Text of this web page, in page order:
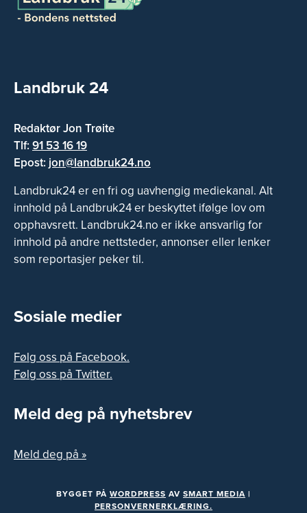
Landbruk 24
Redaktør Jon Trøite
Tlf:91 53 16 19
Epost: jon@landbruk24.no
Landbruk24 er en fri og uavhengig mediekanal. Alt
innhold på Landbruk24 er beskyttet ifølge lov om
opphavsrett. Landbruk24.no er ikke ansvarlig for
innhold på andre nettsteder, annonser eller lenker
som reportasjer peker til.
Sosiale medier
Følg oss på Facebook.
Følg oss på Twitter.
Meld deg på nyhetsbrev
Meld deg på »
BYGGET PÅ WORDPRESS AV SMART MEDIA |
PERSONVERNERKLÆRING.